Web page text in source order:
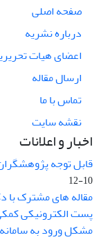
صفحه اصلی
درباره نشریه
اعضای هیات
ارسال مقاله
تماس با ما
نقشه سایت
اخبار و اعلانات
قابل توجه
10-12
مقاله های مشترک با
پست الکترونیکی
مشکل ورود به